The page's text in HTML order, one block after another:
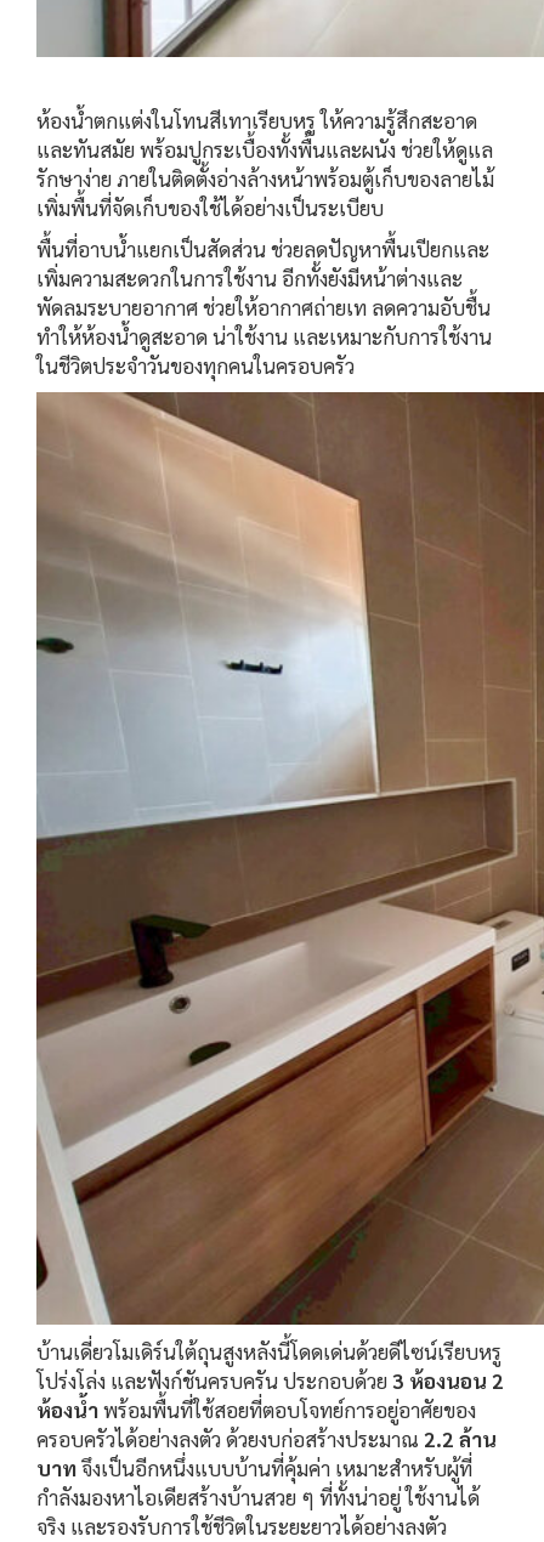
ห้องน้ำตกแต่งในโทนสีเทาเรียบหรู ให้ความรู้สึกสะอาด
และทันสมัย พร้อมปูกระเบื้องทั้งพื้นและผนัง ช่วยให้ดูแล
รักษาง่าย ภายในติดตั้งอ่างล้างหน้าพร้อมตู้เก็บของลายไม้
เพิ่มพื้นที่จัดเก็บของใช้ได้อย่างเป็นระเบียบ
พื้นที่อาบน้ำแยกเป็นสัดส่วน ช่วยลดปัญหาพื้นเปียกและ
เพิ่มความสะดวกในการใช้งาน อีกทั้งยังมีหน้าต่างและ
พัดลมระบายอากาศ ช่วยให้อากาศถ่ายเท ลดความอับชื้น
ทำให้ห้องน้ำดูสะอาด น่าใช้งาน และเหมาะกับการใช้งาน
ในชีวิตประจำวันของทุกคนในครอบครัว
บ้านเดี่ยวโมเดิร์นใต้ถุนสูงหลังนี้โดดเด่นด้วยดีไซน์เรียบหรู
โปร่งโล่ง และฟังก์ชันครบครัน ประกอบด้วย 3 ห้องนอน 2
ห้องน้ำพร้อมพื้นที่ใช้สอยที่ตอบโจทย์การอยู่อาศัยของ
ครอบครัวได้อย่างลงตัว ด้วยงบก่อสร้างประมาณ 2.2 ล้าน
บาทจึงเป็นอีกหนึ่งแบบบ้านที่คุ้มค่า เหมาะสำหรับผู้ที่
กำลังมองหาไอเดียสร้างบ้านสวย ๆ ที่ทั้งน่าอยู่ ใช้งานได้
จริง และรองรับการใช้ชีวิตในระยะยาวได้อย่างลงตัว